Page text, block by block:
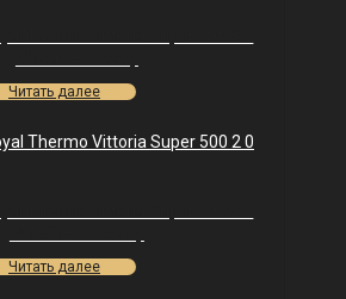
Читать далее
Читать далее